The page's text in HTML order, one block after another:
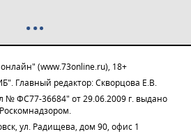
(www.73online.ru), 18+
Главный редактор: Скворцова Е.В.
№ ФС77-36684" от 29.06.2009 г. выдано
Роскомнадзором.
ул. Радищева, дом 90, офис 1